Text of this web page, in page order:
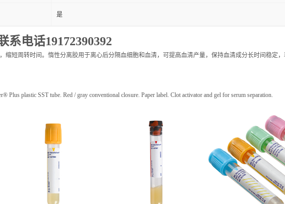
是
系电话19172390392
缩短周转时间。惰性分离胶用于离心后分隔血细胞和血清，可提高血清产量，保持血清成分长时间稳定
Plus plastic SST tube. Red / gray conventional closure. Paper label. Clot activator and gel for serum separation.